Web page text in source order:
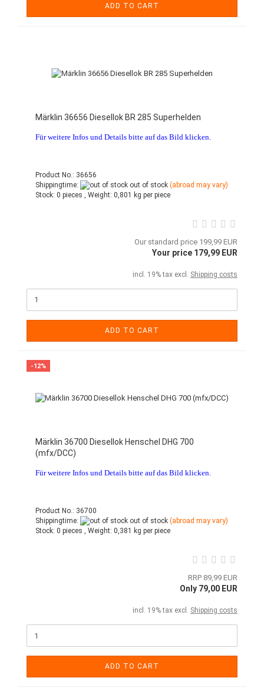
ADD TO CART
Märklin 36656 Diesellok BR 285 Superhelden
Für weitere Infos und Details bitte auf das Bild klicken.
Product No.: 36656
Shippingtime:
out of stock (abroad may vary)
Stock: 0 pieces , Weight: 0,801 kg per piece
Our standard price 199,99 EUR
Your price 179,99 EUR
incl. 19% tax excl. Shipping costs
ADD TO CART
-12%
Märklin 36700 Diesellok Henschel DHG 700
(mfx/DCC)
Für weitere Infos und Details bitte auf das Bild klicken.
Product No.: 36700
Shippingtime:
out of stock (abroad may vary)
Stock: 0 pieces , Weight: 0,381 kg per piece
RRP 89,99 EUR
Only 79,00 EUR
incl. 19% tax excl. Shipping costs
ADD TO CART